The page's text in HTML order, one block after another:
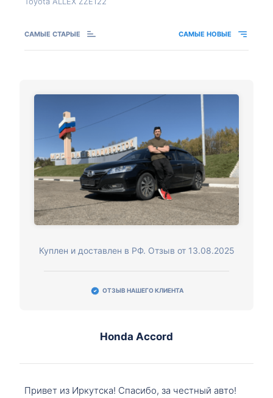
САМЫЕ СТАРЫЕ САМЫЕ НОВЫЕ
Куплен и доставлен в РФ. Отзыв от 13.08.2025
ОТЗЫВ НАШЕГО КЛИЕНТА
Honda Accord
Привет из Иркутска! Спасибо, за честный авто!